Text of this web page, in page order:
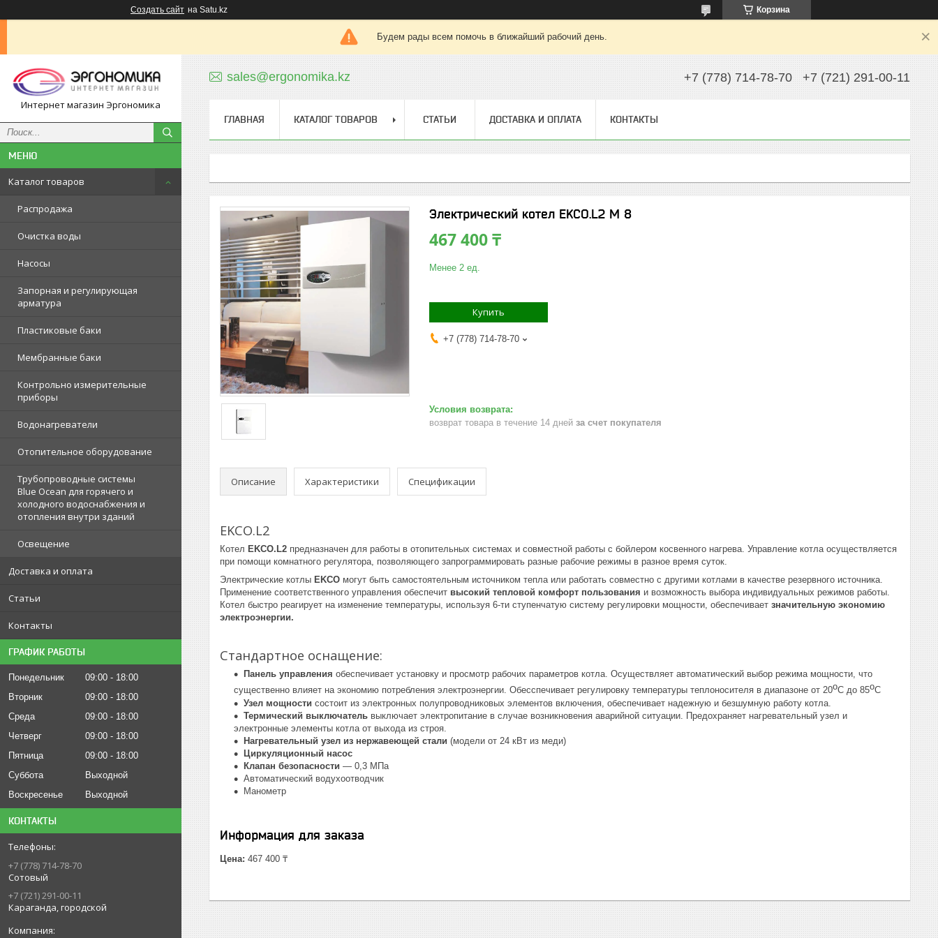
Создать сайт на Satu.kz Корзина
Будем рады всем помочь в ближайший рабочий день.
Интернет магазин Эргономика
Каталог товаров
Распродажа
Очистка воды
Насосы
Запорная и регулирующая
арматура
Пластиковые баки
Мембранные баки
Контрольно измерительные
приборы
Водонагреватели
Отопительное оборудование
Трубопроводные системы
Blue Ocean для горячего и
холодного водоснабжения и
отопления внутри зданий
Освещение
Доставка и оплата
Статьи
Контакты
ГРАФИК РАБОТЫ
Понедельник 09:00
18:00
Вторник
09:00
18:00
Среда
09:00
18:00
Четверг
09:00
18:00
Пятница
09:00
18:00
Суббота
Выходной
Воскресенье
Выходной
КОНТАКТЫ
+7 (778) 714-78-70
Сотовый
+7 (721) 291-00-11
Караганда, городской
sales@ergonomika.kz +7 (778) 714-78-70 +7 (721) 291-00-11
ГЛАВНАЯ КАТАЛОГ ТОВАРОВ СТАТЬИ ДОСТАВКА И ОПЛАТА КОНТАКТЫ
Электрический котел EKCO.L2 M 8
467 400 ₸
Менее 2 ед.
Купить
+7 (778) 714-78-70
возврат товара в течение 14 дней за счет покупателя
Описание Характеристики Спецификации
EKCO.L2
Котел EKCO.L2 предназначен для работы в отопительных системах и совместной работы с бойлером косвенного нагрева. Управление котла осуществляется
при помощи комнатного регулятора, позволяющего запрограммировать разные рабочие режимы в разное время суток.
Электрические котлы EKCO могут быть самостоятельным источником тепла или работать совместно с другими котлами в качестве резервного источника.
Применение соответственного управления обеспечит высокий тепловой комфорт пользования и возможность выбора индивидуальных режимов работы.
Котел быстро реагирует на изменение температуры, используя 6-ти ступенчатую систему регулировки мощности, обеспечивает значительную экономию
электроэнергии.
Стандартное оснащение:
Панель управления обеспечивает установку и просмотр рабочих параметров котла. Осуществляет автоматический выбор режима мощности, что
существенно влияет на экономию потребления электроэнергии. Обесспечивает регулировку температуры теплоносителя в диапазоне от 20oC до 85oC
Узел мощности состоит из электронных полупроводниковых элементов включения, обеспечивает надежную и безшумную работу котла.
Термический выключатель выключает электропитание в случае возникновения аварийной ситуации. Предохраняет нагревательный узел и
электронные элементы котла от выхода из строя.
Нагревательный узел из нержавеющей стали (модели от 24 кВт из меди)
Циркуляционный насос
Клапан безопасности — 0,3 МПа
Автоматический водухоотводчик
Манометр
Информация для заказа
Цена: 467 400 ₸